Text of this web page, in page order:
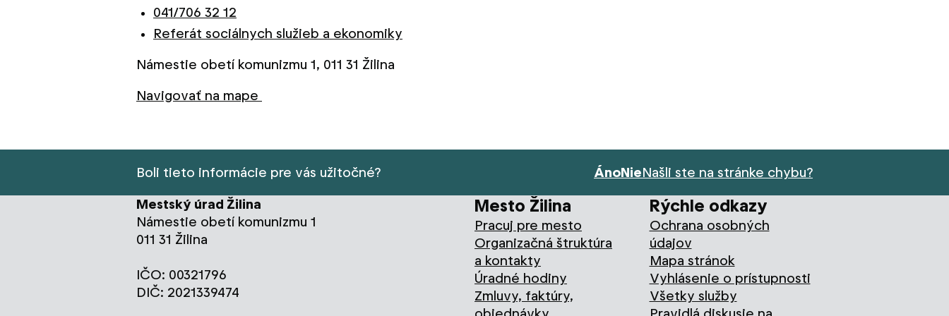
041/706 32 12
Referát sociálnych služieb a ekonomiky
Námestie obetí komunizmu 1, 011 31 Žilina
Navigovať na mape
Boli tieto informácie pre vás užitočné? ÁnoNieNašli ste na stránke chybu?
Mestský úrad Žilina
Námestie obetí komunizmu 1
011 31 Žilina
IČO: 00321796
DIČ: 2021339474
Mesto Žilina
Pracuj pre mesto
Organizačná štruktúra
a kontakty
Úradné hodiny
Zmluvy, faktúry,
Rýchle odkazy
Ochrana osobných
údajov
Mapa stránok
Vyhlásenie o prístupnosti
Všetky služby